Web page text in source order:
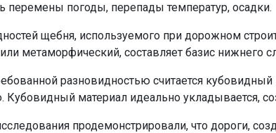
перемены погоды, перепады температур, осадки.
щебня, используемого при дорожном
метаморфический, составляет базис нижнего
разновидностью считается
материал идеально укладывается,
продемонстрировали, что дороги,